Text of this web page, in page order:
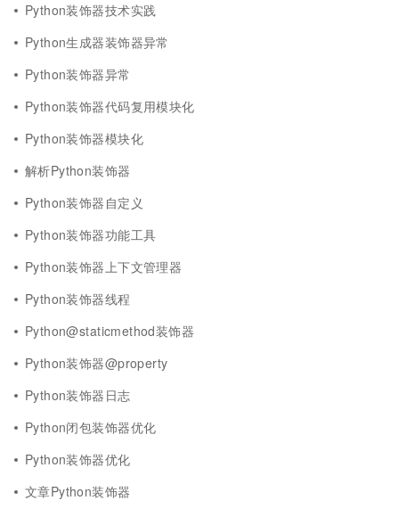
Python装饰器技术实践
Python生成器装饰器异常
Python装饰器异常
Python装饰器代码复用模块化
Python装饰器模块化
解析Python装饰器
Python装饰器自定义
Python装饰器功能工具
Python装饰器上下文管理器
Python装饰器线程
Python@staticmethod装饰器
Python装饰器@property
Python装饰器日志
Python闭包装饰器优化
Python装饰器优化
文章Python装饰器